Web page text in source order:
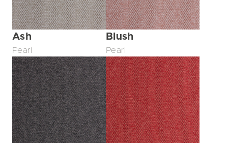
Ash
Pearl
Blush
Pearl